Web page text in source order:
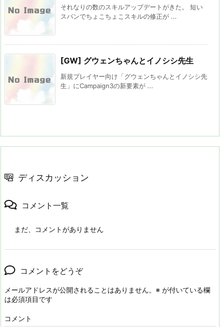
それなりの数のスキルアップデートがきた。 短い
スパンでちょこちょこスキルの修正が ...
[GW] グウェンちゃんとイノシシ先生
新規プレイヤー向け「グウェンちゃんとイノシシ先
生」にCampaign3の新要素が ...
ディスカッション
コメント一覧
まだ、コメントがありません
コメントをどうぞ
メールアドレスが公開されることはありません。 ※ が付いている欄
は必須項目です
コメント